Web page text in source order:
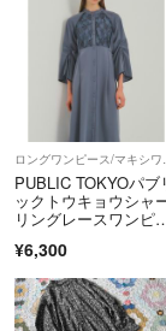
PUBLIC TOKYOパブ
ックトウキョウシャ
リングレースワンピ
¥6,300